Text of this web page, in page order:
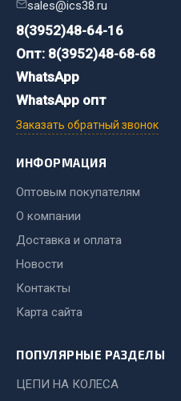
Двигатель
Система питания
Система выпуска газа
Рулевое управление
Тормозная система
Весь раздел
Тормозная система
Двигатель
Система питания
sales@ics38.ru
8(3952)48-64-16
Опт: 8(3952)48-68-68
WhatsApp
WhatsApp опт
Заказать обратный звонок
ИНФОРМАЦИЯ
Оптовым покупателям
О компании
Доставка и оплата
Новости
Контакты
Карта сайта
ПОПУЛЯРНЫЕ РАЗДЕЛЫ
ЦЕПИ НА КОЛЕСА